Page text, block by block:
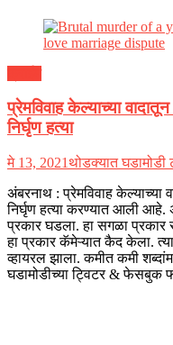
प्रेमविवाह केल्याच्या
निर्घृण हत्या
मे 13, 2021थोडक्यात घडामोडी
अंबरनाथ : प्रेमविवाह केल्याच्या
निर्घृण हत्या करण्यात आली आहे.
प्रकार घडला. हा सगळा
हा प्रकार कॅमेऱ्यात कैद केला.
व्हायरल झाला. कमीत कमी
घडामोडीच्या ट्विटर & फेसबुक